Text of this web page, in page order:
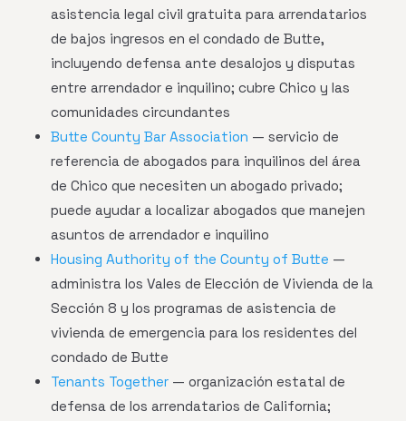
asistencia legal civil gratuita para arrendatarios
de bajos ingresos en el condado de Butte,
incluyendo defensa ante desalojos y disputas
entre arrendador e inquilino; cubre Chico y las
comunidades circundantes
Butte County Bar Association — servicio de
referencia de abogados para inquilinos del área
de Chico que necesiten un abogado privado;
puede ayudar a localizar abogados que manejen
asuntos de arrendador e inquilino
Housing Authority of the County of Butte —
administra los Vales de Elección de Vivienda de la
Sección 8 y los programas de asistencia de
vivienda de emergencia para los residentes del
condado de Butte
Tenants Together — organización estatal de
defensa de los arrendatarios de California;